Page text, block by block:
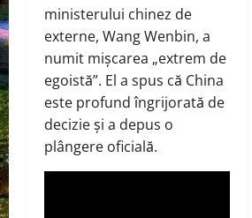
ministerului chinez de
externe, Wang Wenbin, a
numit mișcarea „extrem de
egoistă”. El a spus că China
este profund îngrijorată de
decizie și a depus o
plângere oficială.